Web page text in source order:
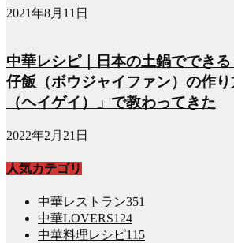
2021年8月11日
中華レシピ｜日本の土鍋ででき
仔飯（ボウジャイファン）の作
（ヘイゲイ）」で教わってきた
2022年2月21日
人気カテゴリ
中華レストラン351
中華LOVERS124
中華料理レシピ115